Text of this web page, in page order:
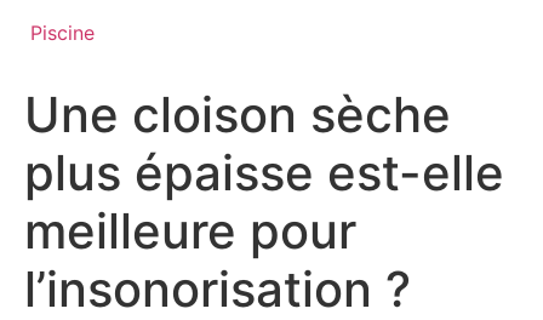
Piscine
Une cloison sèche
plus épaisse est-elle
meilleure pour
l’insonorisation ?